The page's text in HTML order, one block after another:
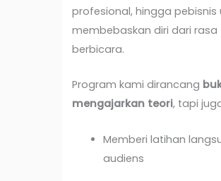
profesional, hingga pebisnis
membebaskan diri dari rasa
berbicara.
Program kami dirancang
mengajarkan teori, tapi
Memberi latihan
audiens